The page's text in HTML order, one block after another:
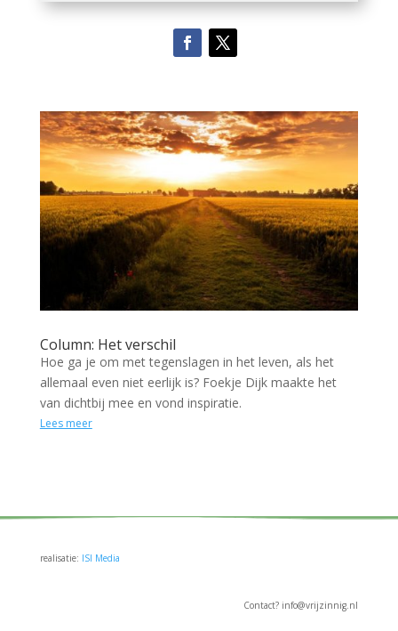
Column: Het verschil
Hoe ga je om met tegenslagen in het leven, als het
allemaal even niet eerlijk is? Foekje Dijk maakte het
van dichtbij mee en vond inspiratie.
Lees meer
realisatie: ISI Media
Contact? info@vrijzinnig.nl